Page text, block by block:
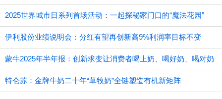
2025世界城市日系列首场活动：一起探秘家门口的“魔法花园”
伊利股份业绩说明会：分红有望再创新高9%利润率目标不变
蒙牛2025年半年报：创新求变让消费者喝上奶、喝好奶、喝对奶
特仑苏：金牌牛奶二十年“草牧奶”全链塑造有机新矩阵